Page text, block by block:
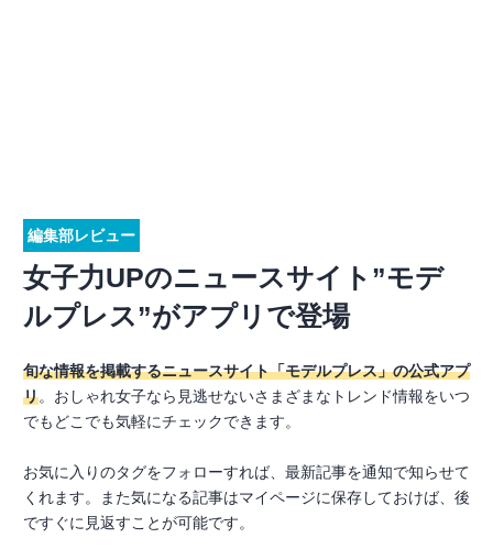
編集部レビュー
女子力UPのニュースサイト”モデ
ルプレス”がアプリで登場
旬な情報を掲載するニュースサイト「モデルプレス」の公式アプ
リ。おしゃれ女子なら見逃せないさまざまなトレンド情報をいつ
でもどこでも気軽にチェックできます。
お気に入りのタグをフォローすれば、最新記事を通知で知らせて
くれます。また気になる記事はマイページに保存しておけば、後
ですぐに見返すことが可能です。